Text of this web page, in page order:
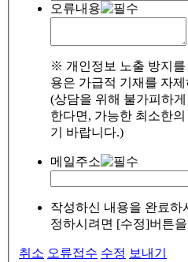
오류내용
※ 개인정보 노출 방지를
용은 가급적 기재를 자
(상담을 위해 불가피하
한다면, 가능한 최소한
기 바랍니다.)
메일주소
작성하신 내용을 완료하
정하시려면 [수정]버튼
취소 오류접수 수정 보내기